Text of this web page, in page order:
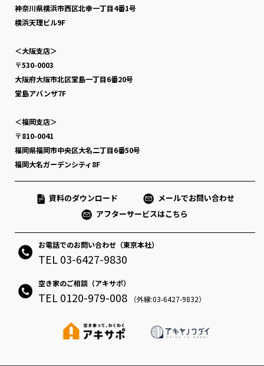
神奈川県横浜市西区北幸一丁目4番1号
横浜天理ビル9F
＜大阪支店＞
〒530-0003
大阪府大阪市北区堂島一丁目6番20号
堂島アバンザ7F
＜福岡支店＞
〒810-0041
福岡県福岡市中央区大名二丁目6番50号
福岡大名ガーデンシティ8F
資料のダウンロード
メールでお問い合わせ
アフターサービスはこちら
お電話でのお問い合わせ（東京本社）
TEL 03-6427-9830
空き家のご相談（アキサポ）
TEL 0120-979-008 （外線:03-6427-9832）